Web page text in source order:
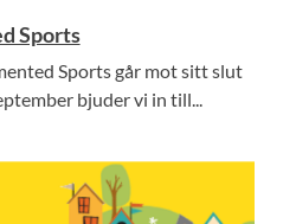
Sports
Sports går mot sitt slut
bjuder vi in till...